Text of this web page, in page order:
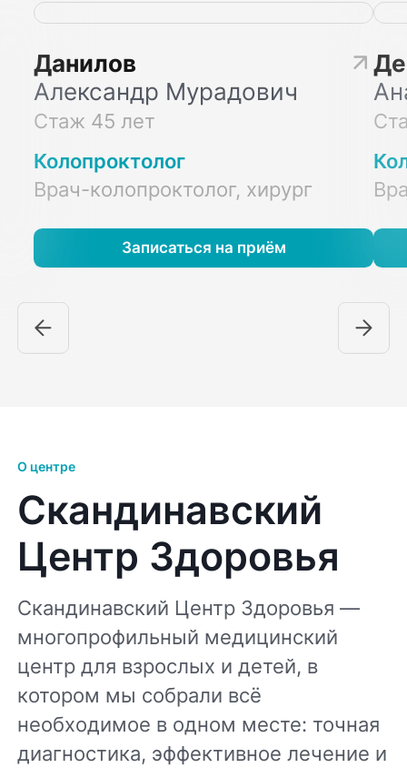
Данилов
Александр Мурадович
Стаж 45 лет
Колопроктолог
Врач-колопроктолог, хирург
Записаться на приём
О центре
Скандинавский
Центр Здоровья
Скандинавский Центр Здоровья —
многопрофильный медицинский
центр для взрослых и детей, в
котором мы собрали всё
необходимое в одном месте: точная
диагностика, эффективное лечение и